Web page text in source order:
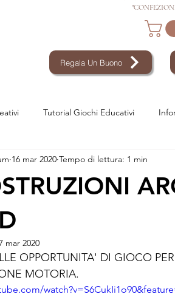
Regala Un Buono
Tutorial Giochi Educativi
16 mar 2020 Tempo di lettura: 1 min
mar 2020
OPPORTUNITA' DI GIOCO
MOTORIA.